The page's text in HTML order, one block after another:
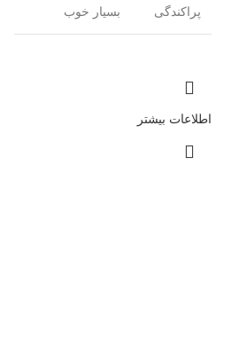
پراکندگی بسیار خوب
اطلاعات بیشتر